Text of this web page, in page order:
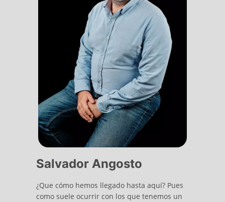
Salvador Angosto
¿Que cómo hemos llegado hasta aquí? Pues
como suele ocurrir con los que tenemos un